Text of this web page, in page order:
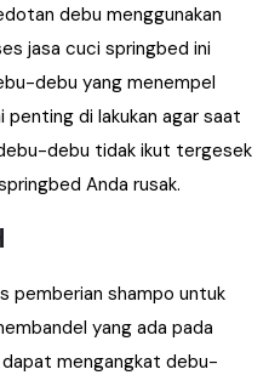
debu menggunakan
jasa cuci springbed ini
debu yang menempel
penting di lakukan agar saat
debu tidak ikut tergesek
Anda rusak.
pemberian shampo untuk
yang ada pada
dapat mengangkat debu-